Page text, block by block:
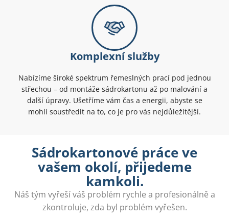
Komplexní služby
Nabízíme široké spektrum řemeslných prací pod jednou
střechou – od montáže sádrokartonu až po malování a
další úpravy. Ušetříme vám čas a energii, abyste se
mohli soustředit na to, co je pro vás nejdůležitější.
Sádrokartonové práce ve
vašem okolí, přijedeme
kamkoli.
Náš tým vyřeší váš problém rychle a profesionálně a
zkontroluje, zda byl problém vyřešen.